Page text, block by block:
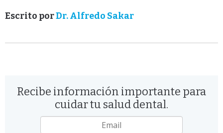
Escrito porDr. Alfredo Sakar
Recibe información importante para
cuidar tu salud dental.